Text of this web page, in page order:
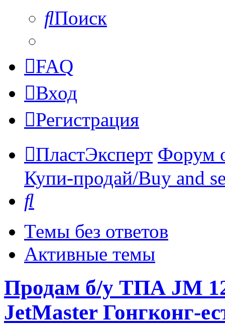
Поиск
FAQ
Вход
Регистрация
ПластЭксперт Форум
Купи-продай/Buy and
Темы без ответов
Активные темы
Продам б/у ТПА JM
JetMaster Гонгконг-